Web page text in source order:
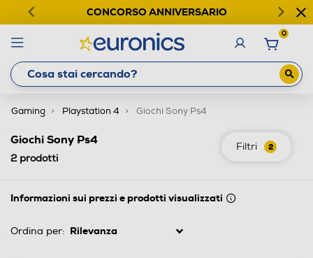
CONCORSO ANNIVERSARIO
0
Gaming Playstation 4 Giochi Sony Ps4
Filtri 2
Giochi Sony Ps4
2prodotti
Informazioni sui prezzi e prodotti visualizzati
Ordina per: